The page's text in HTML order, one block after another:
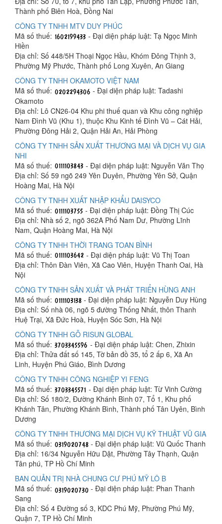
Thành phố Biên Hoà, Đồng Nai
CÔNG TY TNHH MTV DUY PHÚC
Mã số thuế:
- Đại diện pháp luật: Tạ Ngọc Minh
Hiền
Địa chỉ: Số 448/5H Thoại Ngọc Hầu, Khóm Đông Thịnh 3,
Phường Mỹ Phước, Thành phố Long Xuyên, An Giang
CÔNG TY TNHH OKAMOTO VIỆT NAM
Mã số thuế:
- Đại diện pháp luật: Tadashi
Okamoto
Địa chỉ: Lô CN26-04 Khu phi thuế quan và Khu công nghiệp
Nam Đình Vũ (Khu 1), thuộc Khu Kinh tế Đình Vũ – Cát Hải,
Phường Đông Hải 2, Quận Hải An, Hải Phòng
CÔNG TY TNHH SẢN XUẤT THƯƠNG MẠI VÀ DỊCH VỤ GIA
NHI
Mã số thuế:
- Đại diện pháp luật: Nguyễn Văn Thọ
Địa chỉ: Số 59 ngõ 249 Yên Duyên, Phường Yên Sở, Quận
Hoàng Mai, Hà Nội
CÔNG TY TNHH XUẤT NHẬP KHẨU DAISYCO
Mã số thuế:
- Đại diện pháp luật: Đồng Thị Cúc
Địa chỉ: Nhà số 2, ngõ 362A Phố Nam Dư, Phường Lĩnh
Nam, Quận Hoàng Mai, Hà Nội
CÔNG TY TNHH THỜI TRANG TOAN BÌNH
Mã số thuế:
- Đại diện pháp luật: Vũ Thị Toan
Địa chỉ: Thôn Đàn Viên, Xã Cao Viên, Huyện Thanh Oai, Hà
Nội
CÔNG TY TNHH SẢN XUẤT VÀ PHÁT TRIỂN HÙNG ANH
Mã số thuế:
- Đại diện pháp luật: Nguyễn Duy Hùng
Địa chỉ: Số nhà 06, ngõ 5 đường Thống Nhất, thôn Thanh
Huệ Trại, Xã Đức Hoà, Huyện Sóc Sơn, Hà Nội
CÔNG TY TNHH GỖ RISUN GLOBAL
Mã số thuế:
- Đại diện pháp luật: Chen, Zhixin
Địa chỉ: Thửa đất số 145, Tờ bản đồ 35, tổ 2 ấp 6, Xã An
Linh, Huyện Phú Giáo, Bình Dương
CÔNG TY TNHH CÔNG NGHIỆP YI FENG
Mã số thuế:
- Đại diện pháp luật: Từ Vinh Cường
Địa chỉ: Số 180/2, Đường Khánh Bình 07, Tổ 1, Khu phố
Khánh Tân, Phường Khánh Bình, Thành phố Tân Uyên, Bình
Dương
CÔNG TY TNHH THƯƠNG MẠI DỊCH VỤ KỸ THUẬT VŨ GIA
Mã số thuế:
- Đại diện pháp luật: Vũ Quốc Thanh
Địa chỉ: 16/34 Nguyễn Hữu Dật, Phường Tây Thạnh, Quận
Tân phú, TP Hồ Chí Minh
BAN QUẢN TRỊ NHÀ CHUNG CƯ PHÚ MỸ LÔ B
Mã số thuế:
- Đại diện pháp luật: Phan Thanh
Sang
Địa chỉ: Số 4 Đường số 3, KDC Phú Mỹ, Phường Phú Mỹ,
Quận 7, TP Hồ Chí Minh